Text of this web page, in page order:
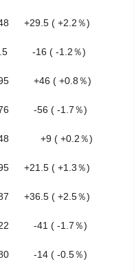
　 +29.5 ( +2.2％)
　　 -16 ( -1.2％)
　　 +46 ( +0.8％)
3276 　　 -56 ( -1.7％)
　　　 +9 ( +0.2％)
　 +21.5 ( +1.3％)
　 +36.5 ( +2.5％)
2422 　　 -41 ( -1.7％)
2980 　　 -14 ( -0.5％)